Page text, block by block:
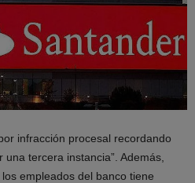
infracción procesal recordando
tercera instancia”. Además,
empleados del banco tiene